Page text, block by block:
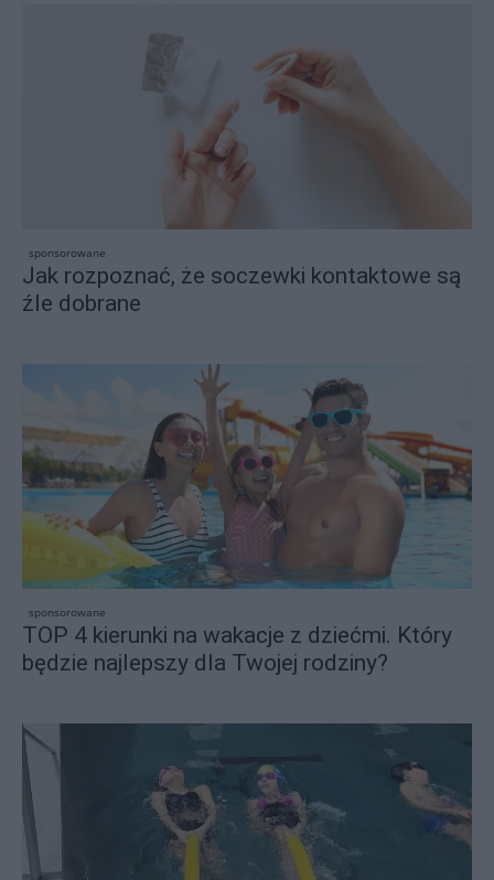
sponsorowane
Jak rozpoznać, że soczewki kontaktowe są
źle dobrane
sponsorowane
TOP 4 kierunki na wakacje z dziećmi. Który
będzie najlepszy dla Twojej rodziny?